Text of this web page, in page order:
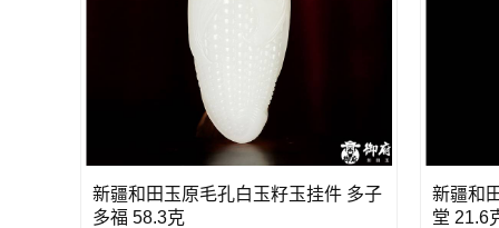
新疆和田玉原毛孔白玉籽玉挂件 多子
多福 58.3克
新疆和
堂 21.6